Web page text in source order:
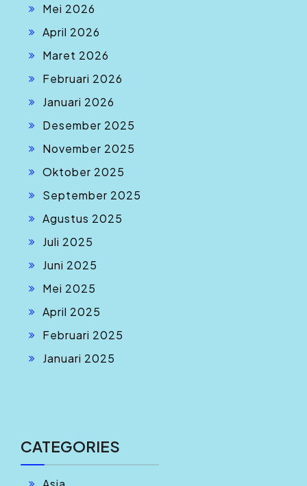
Mei 2026
April 2026
Maret 2026
Februari 2026
Januari 2026
Desember 2025
November 2025
Oktober 2025
September 2025
Agustus 2025
Juli 2025
Juni 2025
Mei 2025
April 2025
Februari 2025
Januari 2025
CATEGORIES